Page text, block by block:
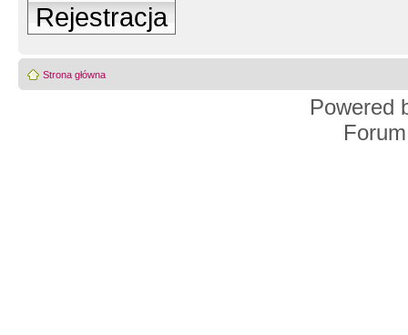
Rejestracja
Strona główna
Powered